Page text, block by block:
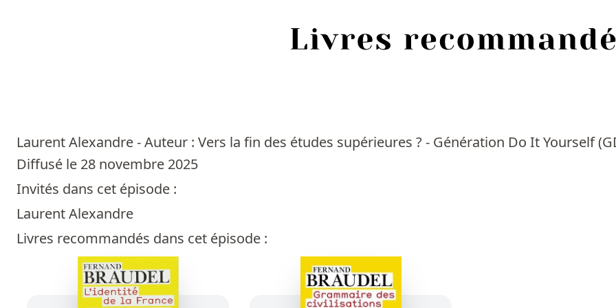
Laurent Alexandre - Auteur : Vers la fin des études supérieures ? - Génération Do It Yourself
Diffusé le 28 novembre 2025
Invités dans cet épisode :
Laurent Alexandre
Livres recommandés dans cet épisode :
Sources
Personnes
Livres les plus recommandés
Prix littéraires